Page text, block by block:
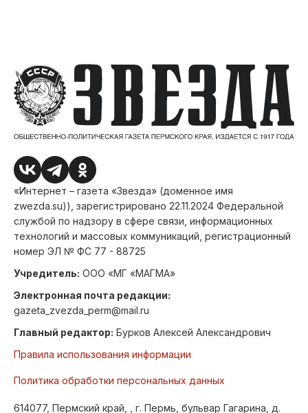
«Интернет – газета «Звезда» (доменное имя
zwezda.su)), зарегистрировано 22.11.2024 Федеральной
службой по надзору в сфере связи, информационных
технологий и массовых коммуникаций, регистрационный
номер ЭЛ № ФС 77 - 88725
Учредитель: ООО «МГ «МАГМА»
Электронная почта редакции:
gazeta_zvezda_perm@mail.ru
Главный редактор: Бурков Алексей Александрович
Правила использования информации
Политика обработки персональных данных
614077, Пермский край, , г. Пермь, бульвар Гагарина, д.